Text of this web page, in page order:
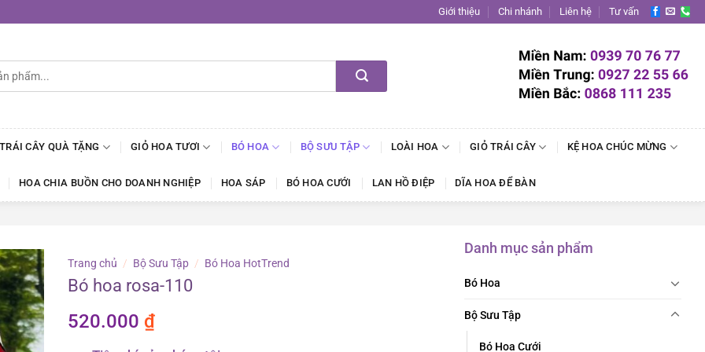
Giới thiệu Chi nhánh Liên hệ Tư vấn
CÂY QUÀ TẶNG GIỎ HOA TƯƠI BÓ HOA BỘ SƯU TẬP LOÀI HOA GIỎ TRÁI CÂY KỆ HOA CHÚC MỪNG
HOA CHIA BUỒN CHO DOANH NGHIỆP HOA SÁP BÓ HOA CƯỚI LAN HỒ ĐIỆP DĨA HOA ĐỂ BÀN
Danh mục sản phẩm
Bó Hoa
Bộ Sưu Tập
Bó Hoa Cưới
Trang chủ / Bộ Sưu Tập / Bó Hoa HotTrend
Bó hoa rosa-110
520.000 ₫